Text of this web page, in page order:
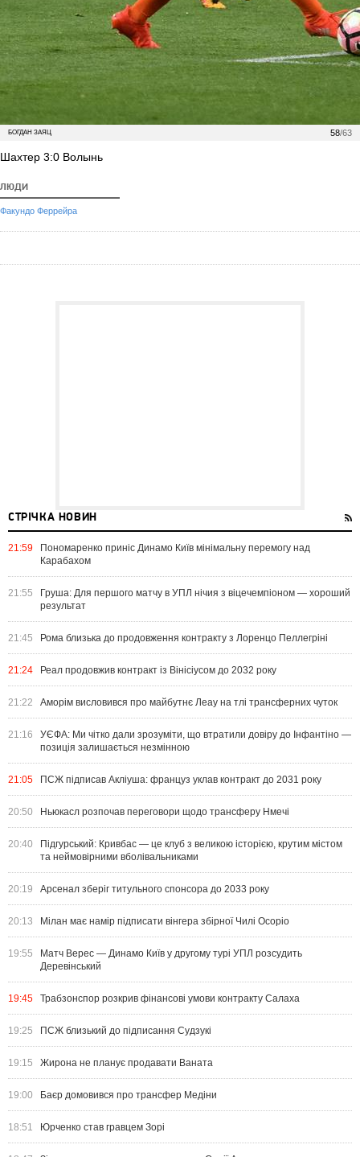
58/63
БОГДАН ЗАЯЦ
Шахтер 3:0 Волынь
ЛЮДИ
Факундо Феррейра
СТРІЧКА НОВИН
21:59
Пономаренко приніс Динамо Київ мінімальну перемогу над
Карабахом
21:55
Груша: Для першого матчу в УПЛ нічия з віцечемпіоном — хороший
результат
21:45 Рома близька до продовження контракту з Лоренцо Пеллегріні
21:24 Реал продовжив контракт із Вінісіусом до 2032 року
21:22 Аморім висловився про майбутнє Леау на тлі трансферних чуток
21:16
УЄФА: Ми чітко дали зрозуміти, що втратили довіру до Інфантіно —
позиція залишається незмінною
21:05 ПСЖ підписав Акліуша: француз уклав контракт до 2031 року
20:50 Ньюкасл розпочав переговори щодо трансферу Нмечі
20:40
Підгурський: Кривбас — це клуб з великою історією, крутим містом
та неймовірними вболівальниками
20:19 Арсенал зберіг титульного спонсора до 2033 року
20:13 Мілан має намір підписати вінгера збірної Чилі Осоріо
19:55
Матч Верес — Динамо Київ у другому турі УПЛ розсудить
Деревінський
19:45 Трабзонспор розкрив фінансові умови контракту Салаха
19:25 ПСЖ близький до підписання Судзукі
19:15 Жирона не планує продавати Ваната
19:00 Баєр домовився про трансфер Медіни
18:51 Юрченко став гравцем Зорі